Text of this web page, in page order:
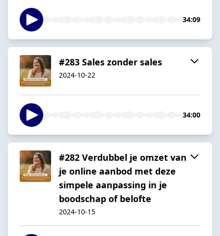
34:09
#283 Sales zonder sales
2024-10-22
34:00
#282 Verdubbel je omzet van
je online aanbod met deze
simpele aanpassing in je
boodschap of belofte
2024-10-15